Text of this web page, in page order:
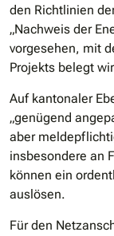
den Richtlinien
„Nachweis der
vorgesehen, mit
Projekts belegt
Auf kantonaler
„genügend
aber
insbesondere an
können ein
auslösen.
Für den